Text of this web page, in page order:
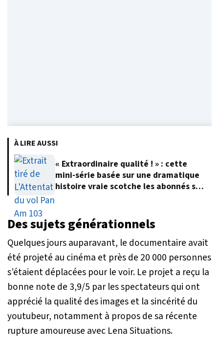
À LIRE AUSSI
« Extraordinaire qualité ! » : cette
mini-série basée sur une dramatique
histoire vraie scotche les abonnés sur
Des sujets générationnels
Quelques jours auparavant, le documentaire avait
été projeté au cinéma et près de 20 000 personnes
s’étaient déplacées pour le voir. Le projet a reçu la
bonne note de 3,9/5 par les spectateurs qui ont
apprécié la qualité des images et la sincérité du
youtubeur, notamment à propos de sa récente
rupture amoureuse avec Lena Situations.